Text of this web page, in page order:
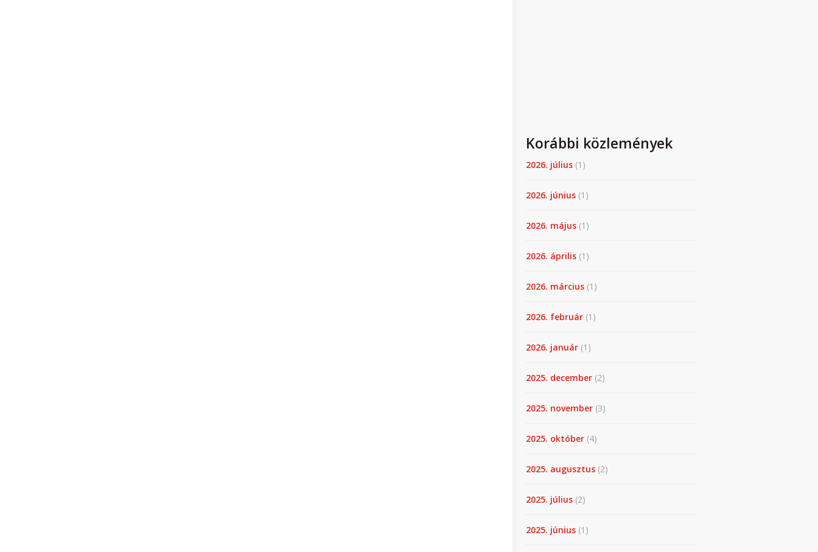
Korábbi közlemények
2026. július (1)
2026. június (1)
2026. május (1)
2026. április (1)
2026. március (1)
2026. február (1)
2026. január (1)
2025. december (2)
2025. november (3)
2025. október (4)
2025. augusztus (2)
2025. július (2)
2025. június (1)